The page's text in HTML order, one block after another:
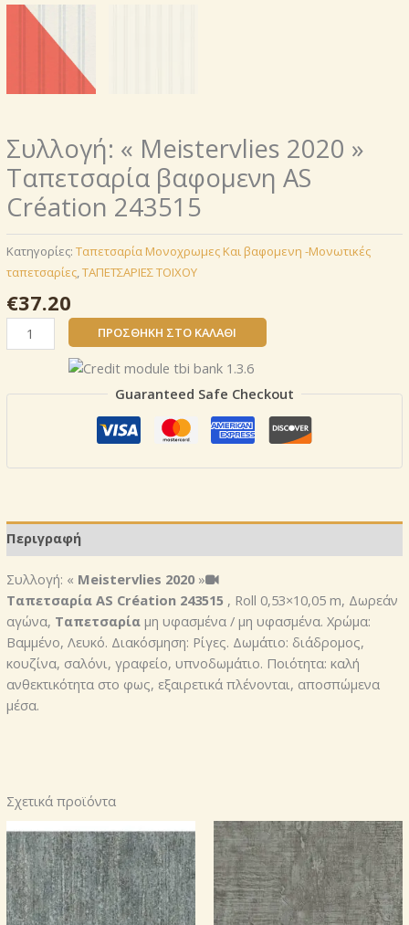
Συλλογή: « Meistervlies 2020 »
Ταπετσαρία βαφομενη AS
Création 243515
Κατηγορίες: Ταπετσαρία Μονοχρωμες Και βαφομενη -Μονωτικές
ταπετσαρίες,ΤΑΠΕΤΣΑΡΙΕΣ ΤΟΙΧΟΥ
€37.20
Συλλογή:
« Meistervlies
Ταπετσαρία
243515
ΠΡΟΣΘΉΚΗ ΣΤΟ ΚΑΛΆΘΙ
Guaranteed Safe Checkout
Περιγραφή
Συλλογή: « Meistervlies 2020 »
Ταπετσαρία AS Création 243515 , Roll 0,53×10,05 m, Δωρεάν
αγώνα, Ταπετσαρία μη υφασμένα / μη υφασμένα. Χρώμα:
Βαμμένο, Λευκό. Διακόσμηση: Ρίγες. Δωμάτιο: διάδρομος,
κουζίνα, σαλόνι, γραφείο, υπνοδωμάτιο. Ποιότητα: καλή
ανθεκτικότητα στο φως, εξαιρετικά πλένονται, αποσπώμενα
μέσα.
Σχετικά προϊόντα